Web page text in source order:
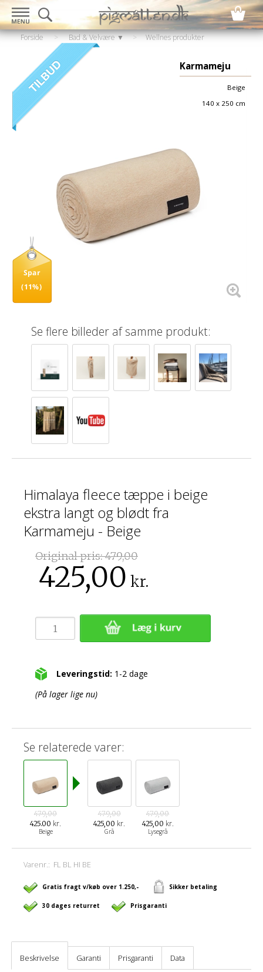
Forside > Bad & Velvære ▼ >
Wellnes produkter
Fleece tæppe
Karmameju
Beige
140 x 250 cm
Spar
(11%)
Se flere billeder af samme produkt:
Himalaya fleece tæppe i beige
ekstra langt og blødt fra
Karmameju - Beige
Original pris:479,00
425,00 kr.
Leveringstid: 1-2 dage
(På lager lige nu)
Se relaterede varer:
479,00
425.00 kr.
Beige
479,00
425,00 kr.
Grå
479,00
425,00 kr.
Lysegrå
Varenr.: FL BL HI BE
Gratis fragt v/køb over 1.250,- Sikker betaling
30 dages returret Prisgaranti
Beskrivelse Garanti Prisgaranti Data